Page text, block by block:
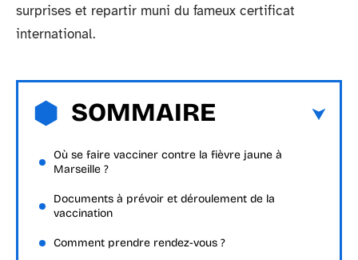
surprises et repartir muni du fameux certificat
international.
SOMMAIRE
Où se faire vacciner contre la fièvre jaune à
Marseille ?
Documents à prévoir et déroulement de la
vaccination
Comment prendre rendez-vous ?